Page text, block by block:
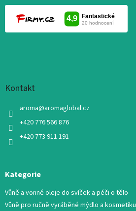
Kontakt
aroma@aromaglobal.cz
+420 776 566 876
+420 773 911 191
Kategorie
Vůně a vonné oleje do svíček a péči o tělo
Vůně pro ručně vyráběné mýdlo a kosmetiku